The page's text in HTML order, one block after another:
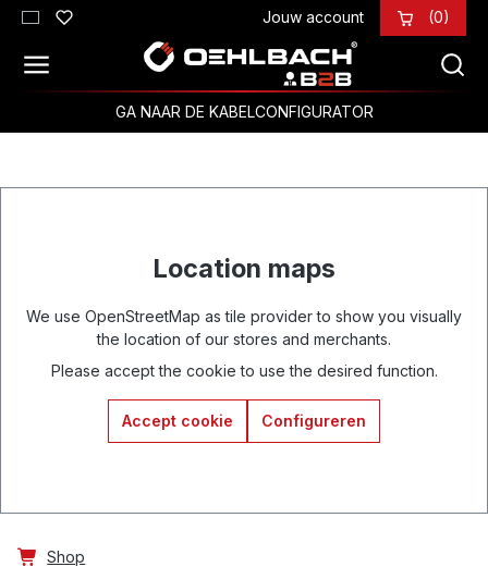
Ga naar de hoofdinhoud Jouw account (0)
GA NAAR DE KABELCONFIGURATOR
Location maps
We use OpenStreetMap as tile provider to show you visually
the location of our stores and merchants.
Please accept the cookie to use the desired function.
Accept cookie Configureren
Shop